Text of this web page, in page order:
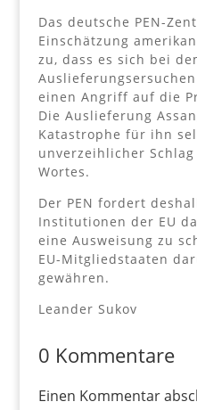
Das deutsche PEN-
Einschätzung
zu, dass es sich bei
einen Angriff auf die
Die Auslieferung
Katastrophe für ihn
unverzeihlicher
Wortes.
Der PEN fordert
Institutionen der EU
eine Ausweisung zu
EU-Mitgliedstaaten
gewähren.
Leander Sukov
0 Kommentare
Einen Kommentar